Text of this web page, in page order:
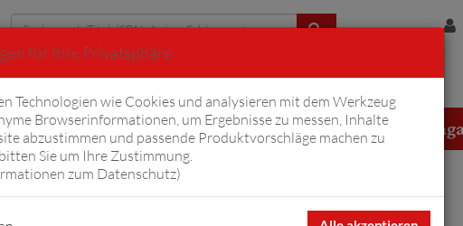
Erweiterte Suche
Hörbücher Komplizen Overton
für Ihre Privatsphäre
Technologien wie Cookies und analysieren mit dem Werkzeug
Browserinformationen, um Ergebnisse zu messen, Inhalte
abzustimmen und passende Produktvorschläge machen zu
Sie um Ihre Zustimmung.
zum Datenschutz)